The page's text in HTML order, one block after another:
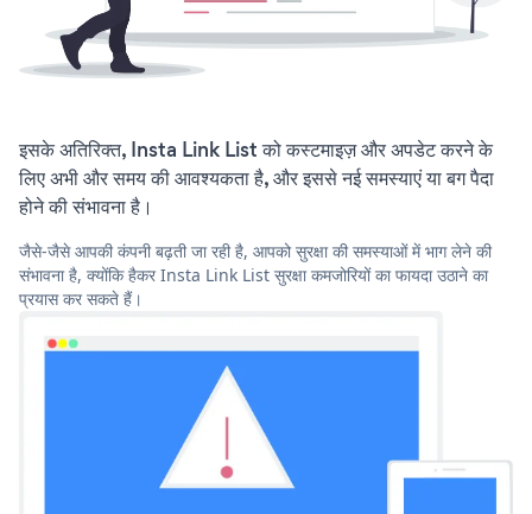
इसके अतिरिक्त, Insta Link List को कस्टमाइज़ और अपडेट करने के
लिए अभी और समय की आवश्यकता है, और इससे नई समस्याएं या बग पैदा
होने की संभावना है।
जैसे-जैसे आपकी कंपनी बढ़ती जा रही है, आपको सुरक्षा की समस्याओं में भाग लेने की
संभावना है, क्योंकि हैकर Insta Link List सुरक्षा कमजोरियों का फायदा उठाने का
प्रयास कर सकते हैं।